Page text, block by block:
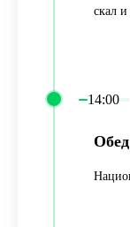
скал
14:00